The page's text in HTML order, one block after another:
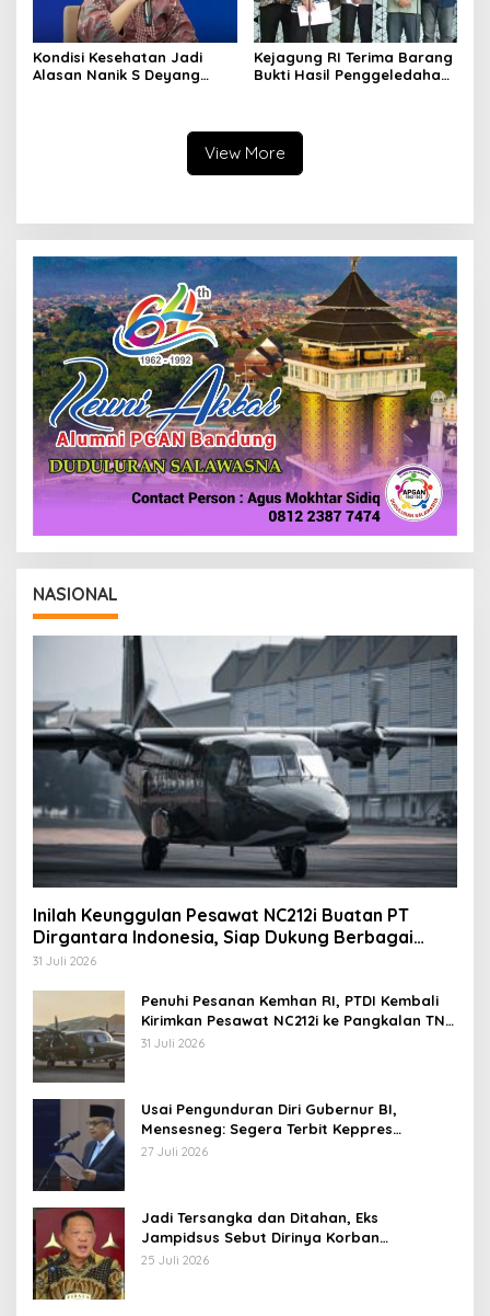
Kondisi Kesehatan Jadi
Alasan Nanik S Deyang
Kejagung RI Terima Barang
Bukti Hasil Penggeledahan
View More
NASIONAL
Inilah Keunggulan Pesawat NC212i Buatan PT
Dirgantara Indonesia, Siap Dukung Berbagai
Operasi TNI
31 Juli 2026
Penuhi Pesanan Kemhan RI, PTDI Kembali
Kirimkan Pesawat NC212i ke Pangkalan TNI
AU
31 Juli 2026
Usai Pengunduran Diri Gubernur BI,
Mensesneg: Segera Terbit Keppres
Pemberhentian dengan Hormat
27 Juli 2026
Jadi Tersangka dan Ditahan, Eks
Jampidsus Sebut Dirinya Korban
Kriminalisasi
25 Juli 2026